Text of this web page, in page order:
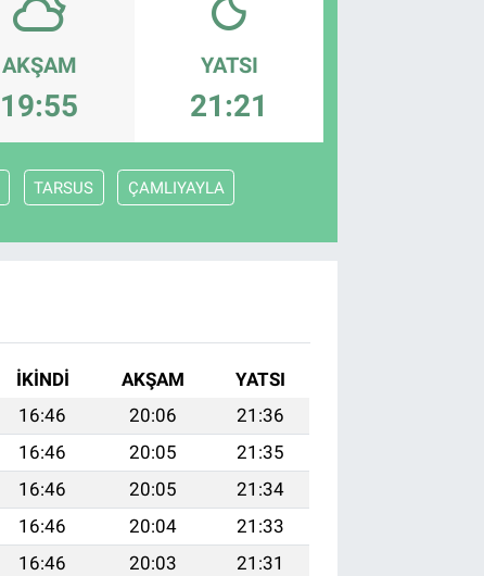
AKŞAM
19:55
YATSI
21:21
TARSUS ÇAMLIYAYLA
İKINDI AKŞAM
YATSI
16:46 20:06
21:36
16:46 20:05
21:35
16:46 20:05
21:34
16:46 20:04
21:33
16:46 20:03
21:31